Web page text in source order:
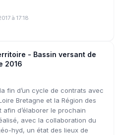
à 17:18
- Bassin versant de
2016
fin d’un cycle de contrats avec
Bretagne et la Région des
afin d’élaborer le prochain
avec la collaboration du
hyd, un état des lieux de